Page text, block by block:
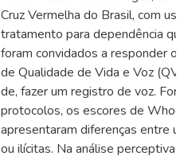
Cruz Vermelha do Brasil, com
tratamento para dependência
foram convidados a responder o
de Qualidade de Vida e Voz
de, fazer um registro de voz.
protocolos, os escores de
apresentaram diferenças entre
ou ilícitas. Na análise perceptiva